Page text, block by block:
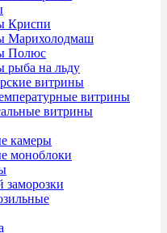
Криспи
Марихолодмаш
Полюс
рыба на льду
витрины
витрины
витрины
камеры
моноблоки